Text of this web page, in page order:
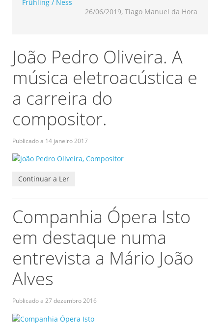
26/06/2019, Tiago Manuel da Hora
João Pedro Oliveira. A
música eletroacústica e
a carreira do
compositor.
Publicado a 14 janeiro 2017
Continuar a Ler
Companhia Ópera Isto
em destaque numa
entrevista a Mário João
Alves
Publicado a 27 dezembro 2016